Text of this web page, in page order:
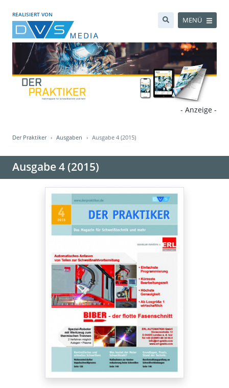
REALISIERT VON
MENÜ
- Anzeige -
Der Praktiker Ausgaben Ausgabe 4 (2015)
Ausgabe 4 (2015)